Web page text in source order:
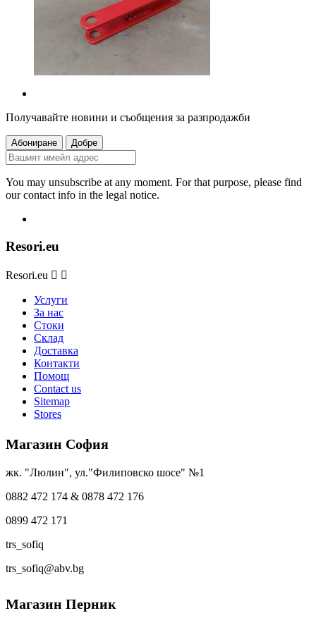
Получавайте новини и съобщения за разпродажби
You may unsubscribe at any moment. For that purpose, please find
our contact info in the legal notice.
Resori.eu
Resori.eu  
Услуги
За нас
Стоки
Склад
Доставка
Контакти
Помощ
Contact us
Sitemap
Stores
Магазин София
жк. "Люлин", ул."Филиповско шосе" №1
0882 472 174 & 0878 472 176
0899 472 171
trs_sofiq
trs_sofiq@abv.bg
Магазин Перник